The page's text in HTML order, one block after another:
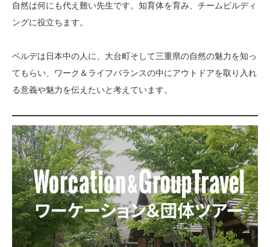
自然は何にも代え難い先生です。知育体を育み、チームビルディ
ングに役立ちます。
ベルデは日本中の人に、大台町そして三重県の自然の魅力を知っ
てもらい、ワーク＆ライフバランスの中にアウトドアを取り入れ
る意義や魅力を伝えたいと考えています。